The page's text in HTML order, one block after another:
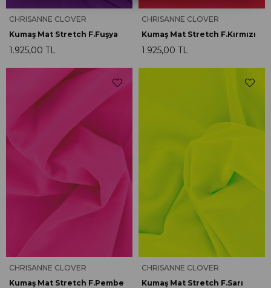
CHRISANNE CLOVER
Kumaş Mat Stretch F.Fuşya
1.925,00 TL
CHRISANNE CLOVER
Kumaş Mat Stretch F.Kırmızı
1.925,00 TL
CHRISANNE CLOVER
Kumaş Mat Stretch F.Pembe
CHRISANNE CLOVER
Kumaş Mat Stretch F.Sarı